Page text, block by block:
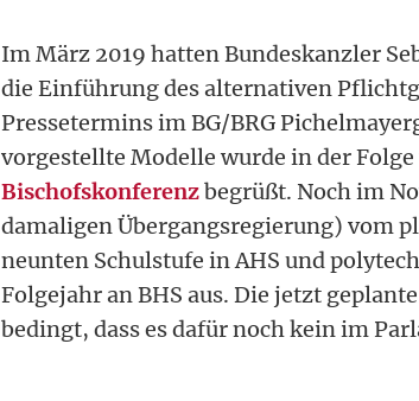
Im März 2019 hatten Bundeskanzler
die Einführung des alternativen
Pressetermins im BG/BRG
vorgestellte Modelle wurde in der Folge
Bischofskonferenzbegrüßt. Noch im
damaligen Übergangsregierung) vom
neunten Schulstufe in AHS und
Folgejahr an BHS aus. Die jetzt
bedingt, dass es dafür noch kein im